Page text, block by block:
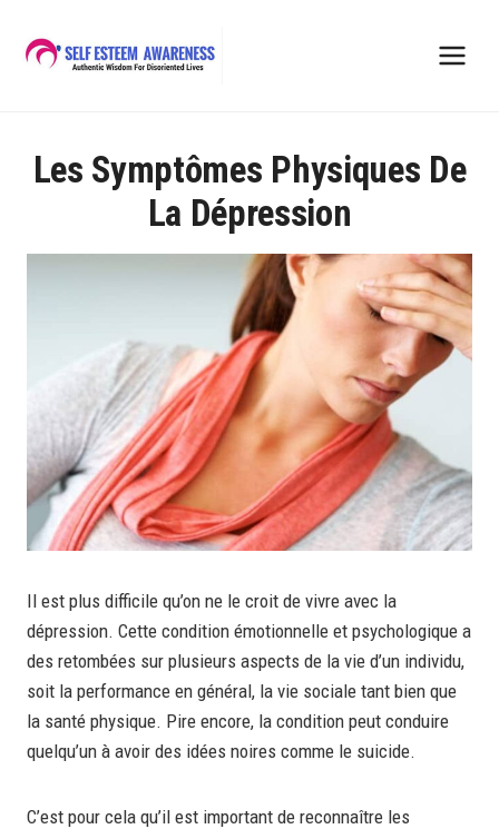
content
Les Symptômes Physiques De
La Dépression
Il est plus difficile qu’on ne le croit de vivre avec la
dépression. Cette condition émotionnelle et psychologique a
des retombées sur plusieurs aspects de la vie d’un individu,
soit la performance en général, la vie sociale tant bien que
la santé physique. Pire encore, la condition peut conduire
quelqu’un à avoir des idées noires comme le suicide.
C’est pour cela qu’il est important de reconnaître les